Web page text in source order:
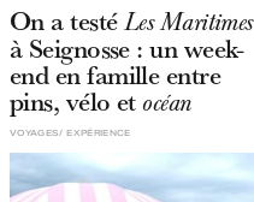
On a testéLes Maritimes
à Seignosse : un week-
end en famille entre
pins, vélo et océan
EXPÉRIENCE
VOYAGES